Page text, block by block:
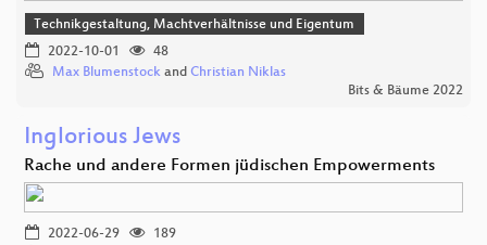
Technikgestaltung, Machtverhältnisse und Eigentum
2022-10-01
48
Max Blumenstock and Christian Niklas
Bits & Bäume 2022
Inglorious Jews
Rache und andere Formen jüdischen Empowerments
2022-06-29
189